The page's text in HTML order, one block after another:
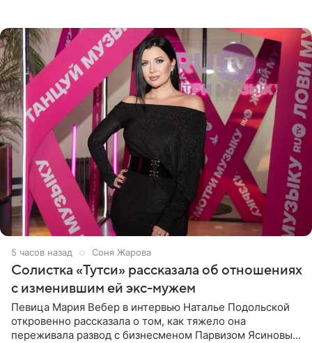
5 часов назад Соня Жарова
Солистка «Тутси» рассказала об отношениях
с изменившим ей экс-мужем
Певица Мария Вебер в интервью Наталье Подольской
откровенно рассказала о том, как тяжело она
переживала развод с бизнесменом Парвизом Ясиновым.